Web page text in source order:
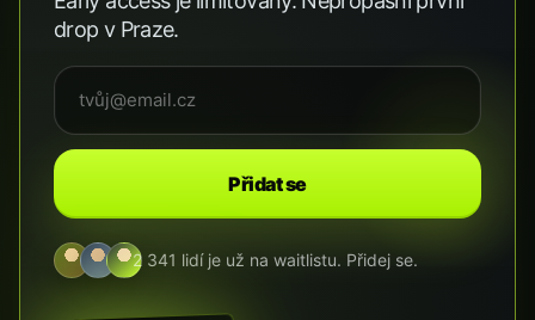
drop v Praze.
Přidat se
2 341 lidí je už na waitlistu. Přidej se.